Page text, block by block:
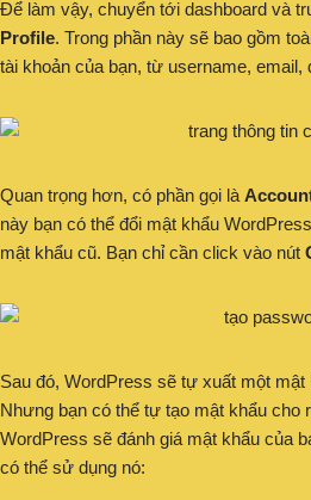
Để làm vậy, chuyển tới dashboard và
Profile. Trong phần này sẽ bao gồm
tài khoản của bạn, từ username, email,
Quan trọng hơn, có phần gọi là
này bạn có thể đổi mật khẩu
mật khẩu cũ. Bạn chỉ cần click vào nút
Sau đó, WordPress sẽ tự xuất một mật
Nhưng bạn có thể tự tạo mật khẩu cho
WordPress sẽ đánh giá mật khẩu của
có thể sử dụng nó: